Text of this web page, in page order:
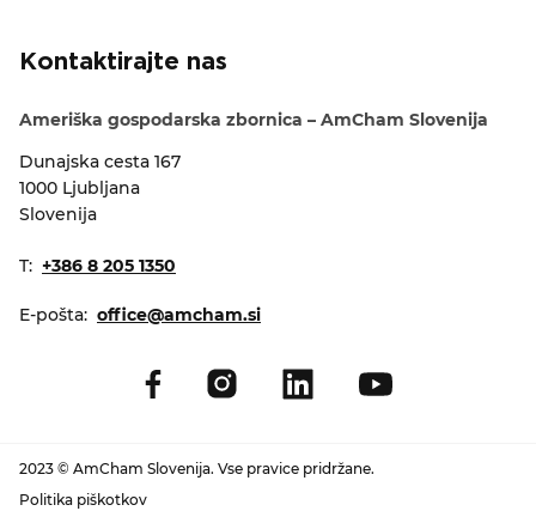
Kontaktirajte nas
Ameriška gospodarska zbornica – AmCham Slovenija
Dunajska cesta 167
1000 Ljubljana
Slovenija
T: +386 8 205 1350
E-pošta: office@amcham.si
2023 © AmCham Slovenija. Vse pravice pridržane.
Politika piškotkov